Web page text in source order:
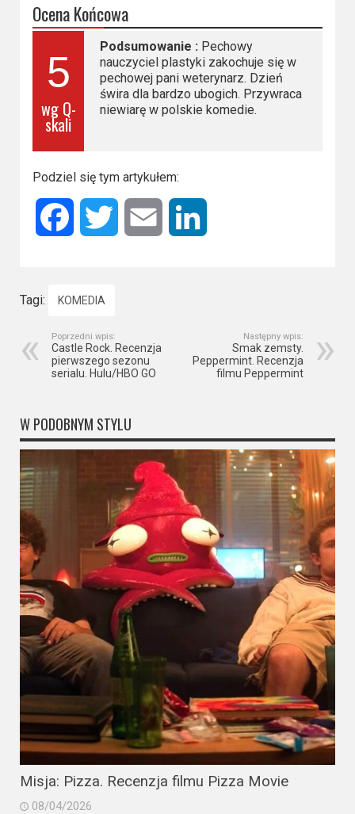
Ocena Końcowa
5
wg Q-
skali
Podsumowanie : Pechowy
nauczyciel plastyki zakochuje się w
pechowej pani weterynarz. Dzień
świra dla bardzo ubogich. Przywraca
niewiarę w polskie komedie.
Podziel się tym artykułem:
Facebook Twitter Email
Tagi: KOMEDIA
Poprzedni wpis:
Castle Rock. Recenzja
pierwszego sezonu
serialu. Hulu/HBO GO
Następny wpis:
Smak zemsty.
Peppermint. Recenzja
filmu Peppermint
W PODOBNYM STYLU
Misja: Pizza. Recenzja filmu Pizza Movie
08/04/2026